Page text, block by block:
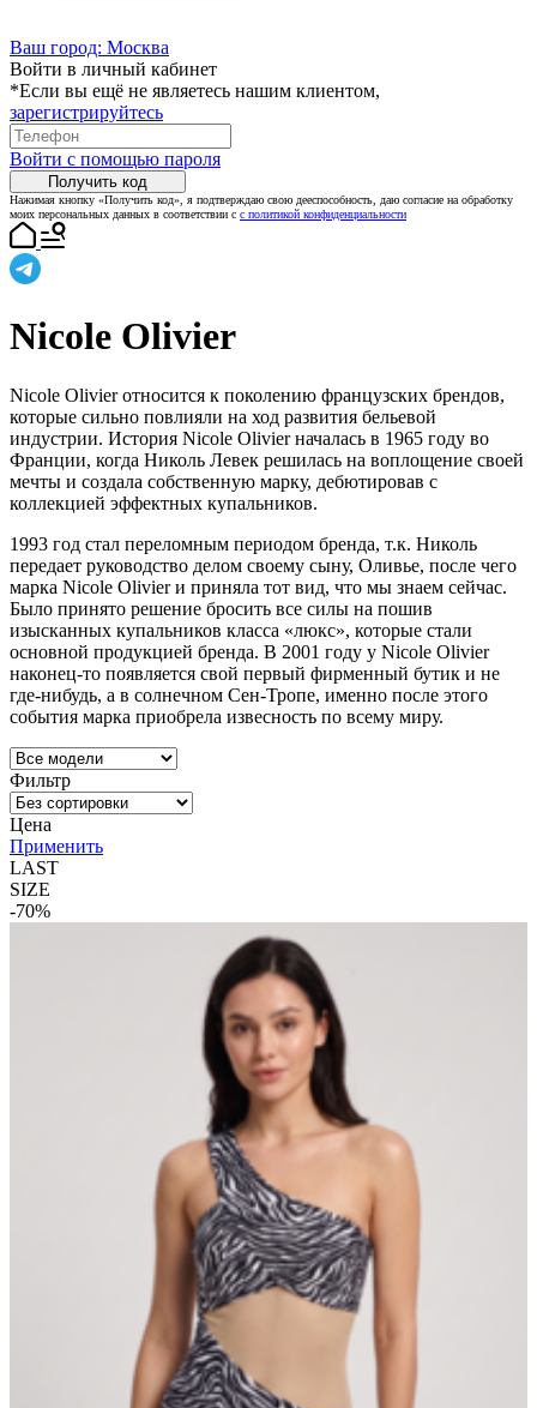
Ваш город: Москва
Войти в личный кабинет
*Если вы ещё не являетесь нашим клиентом,
зарегистрируйтесь
Войти с помощью пароля
Получить код
Нажимая кнопку «Получить код», я подтверждаю свою дееспособность, даю согласие на обработку
моих персональных данных в соответствии с с политикой конфиденциальности
Nicole Olivier
Nicole Olivier относится к поколению французских брендов,
которые сильно повлияли на ход развития бельевой
индустрии. История Nicole Olivier началась в 1965 году во
Франции, когда Николь Левек решилась на воплощение своей
мечты и создала собственную марку, дебютировав с
коллекцией эффектных купальников.
1993 год стал переломным периодом бренда, т.к. Николь
передает руководство делом своему сыну, Оливье, после чего
марка Nicole Olivier и приняла тот вид, что мы знаем сейчас.
Было принято решение бросить все силы на пошив
изысканных купальников класса «люкс», которые стали
основной продукцией бренда. В 2001 году у Nicole Olivier
наконец-то появляется свой первый фирменный бутик и не
где-нибудь, а в солнечном Сен-Тропе, именно после этого
события марка приобрела извесность по всему миру.
Фильтр
Цена
Применить
LAST
SIZE
-70%